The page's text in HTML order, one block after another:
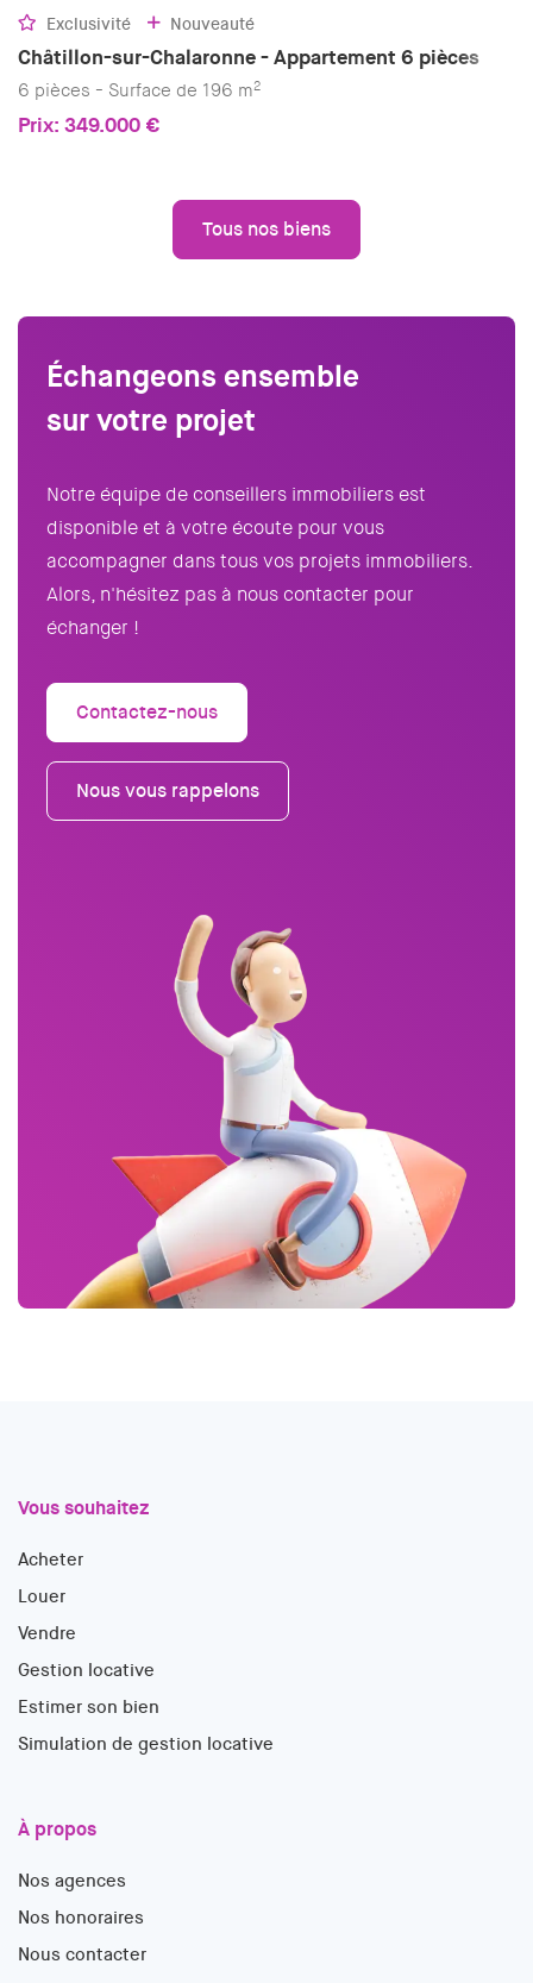
Exclusivité Nouveauté
Châtillon-sur-Chalaronne - Appartement 6 pièces
6 pièces - Surface de 196 m2
Prix: 349.000 €
Tous nos biens
Échangeons ensemble
sur votre projet
Notre équipe de conseillers immobiliers est
disponible et à votre écoute pour vous
accompagner dans tous vos projets immobiliers.
Alors, n'hésitez pas à nous contacter pour
échanger !
Contactez-nous
Nous vous rappelons
Vous souhaitez
Acheter
Louer
Vendre
Gestion locative
Estimer son bien
Simulation de gestion locative
À propos
Nos agences
Nos honoraires
Nous contacter